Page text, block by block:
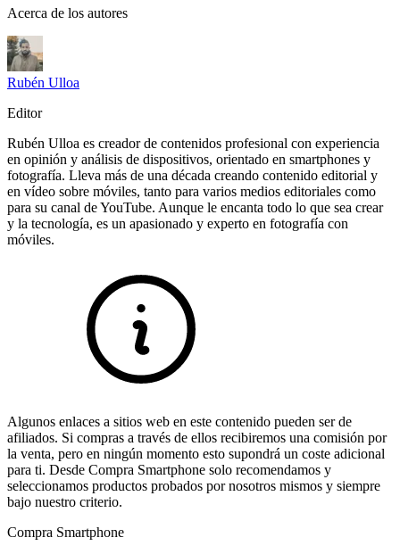
Acerca de los autores
Rubén Ulloa
Editor
Rubén Ulloa es creador de contenidos profesional con experiencia
en opinión y análisis de dispositivos, orientado en smartphones y
fotografía. Lleva más de una década creando contenido editorial y
en vídeo sobre móviles, tanto para varios medios editoriales como
para su canal de YouTube. Aunque le encanta todo lo que sea crear
y la tecnología, es un apasionado y experto en fotografía con
móviles.
Algunos enlaces a sitios web en este contenido pueden ser de
afiliados. Si compras a través de ellos recibiremos una comisión por
la venta, pero en ningún momento esto supondrá un coste adicional
para ti. Desde Compra Smartphone solo recomendamos y
seleccionamos productos probados por nosotros mismos y siempre
bajo nuestro criterio.
Compra Smartphone